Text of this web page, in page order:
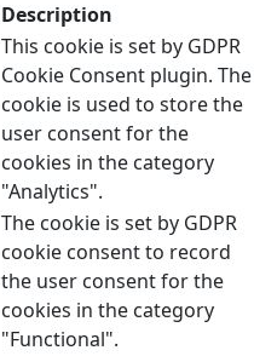
Description
This cookie is set by GDPR
Cookie Consent plugin. The
cookie is used to store the
user consent for the
cookies in the category
"Analytics".
The cookie is set by GDPR
cookie consent to record
the user consent for the
cookies in the category
"Functional".